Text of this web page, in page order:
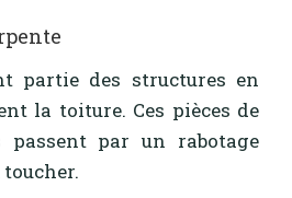
partie des structures en
la toiture. Ces pièces de
passent par un rabotage